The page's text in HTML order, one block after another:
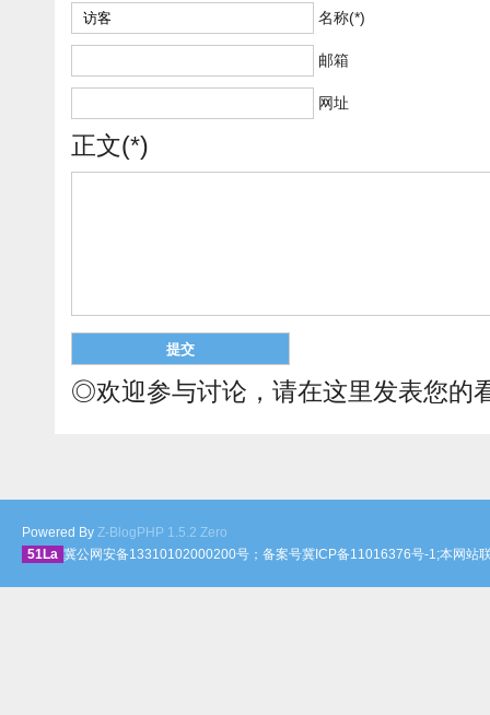
名称(*)
邮箱
网址
正文(*)
◎欢迎参与讨论，请在这里发表您的
Powered By Z-BlogPHP 1.5.2 Zero
51La 冀公网安备13310102000200号；备案号冀ICP备11016376号-1;本网站